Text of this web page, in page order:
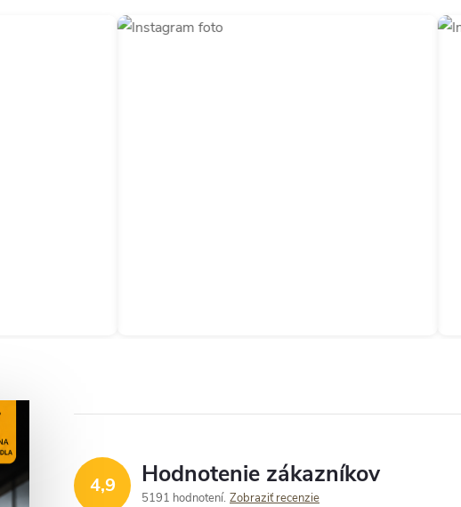
4,9 Hodnotenie zákazníkov
5191 hodnotení Zobraziť recenzie